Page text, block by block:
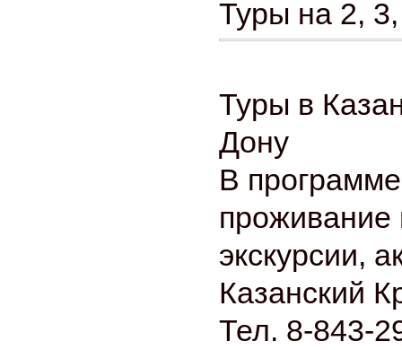
Туры на 2,
Туры в
Дону
В
проживание
экскурсии,
Казанский
Тел. 8-843-